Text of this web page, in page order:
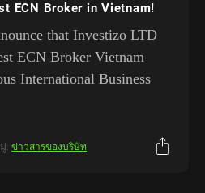
ECN Broker in Vietnam!
that Investizo LTD
ECN Broker Vietnam
International Business
: ข่าวสารของบริษัท